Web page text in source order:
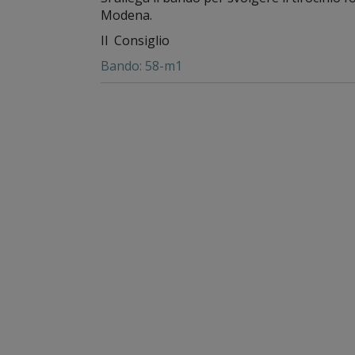
Modena.
Il Consiglio
Bando: 58-m1